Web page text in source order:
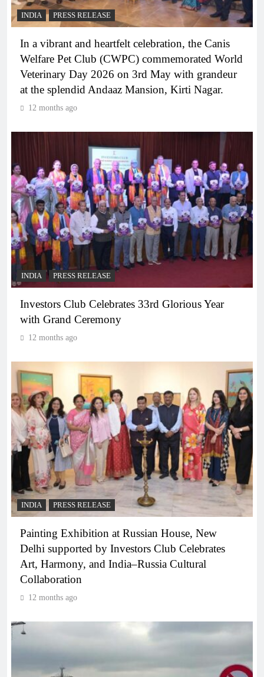
INDIA PRESS RELEASE
In a vibrant and heartfelt celebration, the Canis
Welfare Pet Club (CWPC) commemorated World
Veterinary Day 2026 on 3rd May with grandeur
at the splendid Andaaz Mansion, Kirti Nagar.
12 months ago
INDIA PRESS RELEASE
Investors Club Celebrates 33rd Glorious Year
with Grand Ceremony
12 months ago
INDIA PRESS RELEASE
Painting Exhibition at Russian House, New
Delhi supported by Investors Club Celebrates
Art, Harmony, and India–Russia Cultural
Collaboration
12 months ago